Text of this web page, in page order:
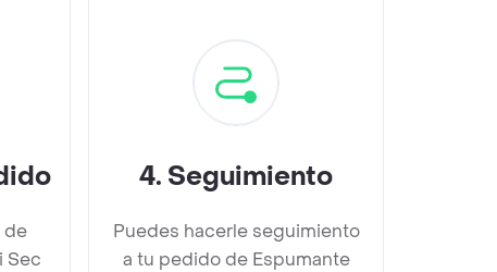
de
Sec
4. Seguimiento
Puedes hacerle seguimiento
a tu pedido de Espumante